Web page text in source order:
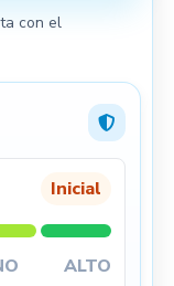
con el
Inicial
ALTO